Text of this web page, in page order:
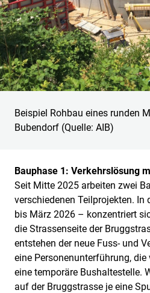
Beispiel Rohbau eines runden
Bubendorf (Quelle: AIB)
Bauphase 1: Verkehrslösung
Seit Mitte 2025 arbeiten zwei
verschiedenen Teilprojekten. In
bis März 2026 – konzentriert
die Strassenseite der
entstehen der neue Fuss- und
eine Personenunterführung,
eine temporäre Bushaltestelle.
auf der Bruggstrasse je eine